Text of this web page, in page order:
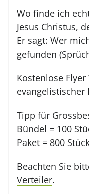
Wo finde ich
Jesus Christus,
Er sagt: Wer
gefunden
Kostenlose Flyer
evangelistischer
Tipp für
Bündel = 100
Paket = 800
Beachten Sie
Verteiler.